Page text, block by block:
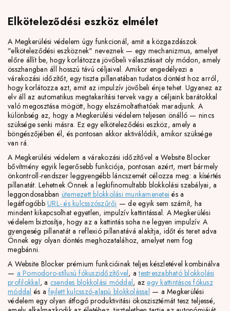
Elköteleződési eszköz elmélet
A Megkerülési védelem úgy funkcionál, amit a közgazdászok
"elköteleződési eszköznek" neveznek — egy mechanizmus, amelyet
előre állít be, hogy korlátozza jövőbeli választásait oly módon, amely
összhangban áll hosszú távú céljaival. Amikor engedélyezi a
várakozási időzítőt, egy tiszta pillanatában tudatos döntést hoz arról,
hogy korlátozza azt, amit az impulzív jövőbeli énje tehet. Ugyanez az
elv áll az automatikus megtakarítási tervek vagy a céljaink barátokkal
való megosztása mögött, hogy elszámoltathatóak maradjunk. A
különbség az, hogy a Megkerülési védelem teljesen önálló — nincs
szüksége senki másra. Ez egy elköteleződési eszköz, amely a
böngészőjében él, és pontosan akkor aktiválódik, amikor szüksége
van rá.
A Megkerülési védelem a várakozási időzítővel a Website Blocker
bővítmény egyik legerősebb funkciója, pontosan azért, mert bármely
önkontroll-rendszer leggyengébb láncszemét célozza meg: a kísértés
pillanatát. Lehetnek Önnek a legkifinomultabb blokkolási szabályai, a
leggondosabban ütemezett blokkolási munkamenetei és a
legátfogóbb URL- és kulcsszószűrői — de egyik sem számít, ha
mindent kikapcsolhat egyetlen, impulzív kattintással. A Megkerülési
védelem biztosítja, hogy az a kattintás soha ne legyen impulzív. A
gyengeség pillanatát a reflexió pillanatává alakítja, időt és teret adva
Önnek egy olyan döntés meghozatalához, amelyet nem fog
megbánni.
A Website Blocker prémium funkcióinak teljes készletével kombinálva
— a Pomodoro-stílusú fókuszidőzítővel, atestreszabható blokkolási
profilokkal, a csendes blokkolási móddal, azegy kattintásos fókusz
móddal és a fejlett kulcsszó-alapú blokkolással — a Megkerülési
védelem egy olyan átfogó produktivitási ökoszisztémát tesz teljessé,